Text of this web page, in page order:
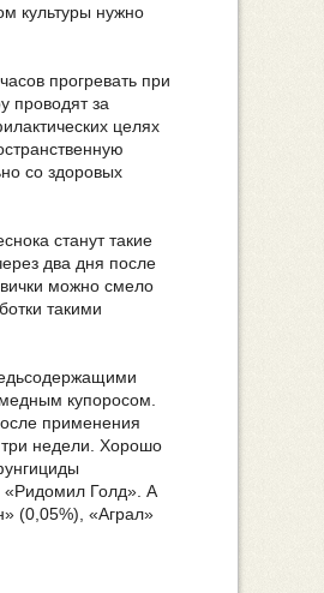
культуры нужно
прогревать при
проводят за
целях
со здоровых
станут такие
два дня после
можно смело
такими
купоросом.
применения
три недели. Хорошо
«Ридомил Голд». А
(0,05%), «Аграл»